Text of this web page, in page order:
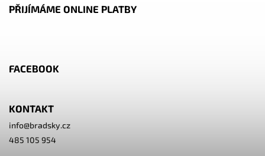
PŘIJÍMÁME ONLINE PLATBY
FACEBOOK
KONTAKT
info@bradsky.cz
485 105 954